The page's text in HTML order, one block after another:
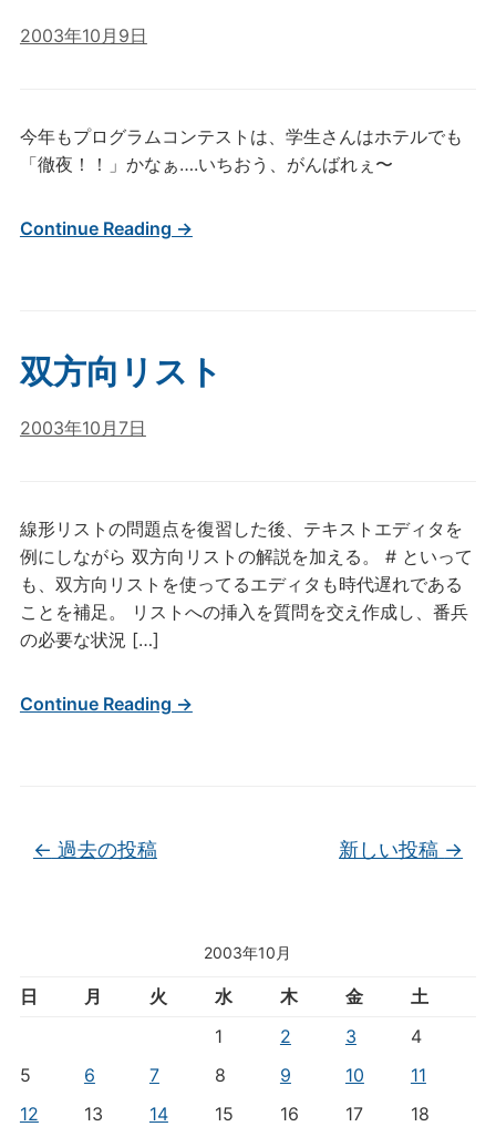
2003年10月
日 月 火 水 木 金
土
1
2 3
4
5
6 7 8 9 10
11
12
13 14 15 16 17
18
2003年10月9日
今年もプログラムコンテストは、学生さんはホテルでも
「徹夜！！」かなぁ….いちおう、がんばれぇ〜
Continue Reading →
双方向リスト
2003年10月7日
線形リストの問題点を復習した後、テキストエディタを
例にしながら 双方向リストの解説を加える。 # といって
も、双方向リストを使ってるエディタも時代遅れである
ことを補足。 リストへの挿入を質問を交え作成し、番兵
の必要な状況 […]
Continue Reading →
投稿ナビゲーション
← 過去の投稿 新しい投稿 →